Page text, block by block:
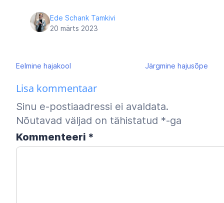
Ede Schank Tamkivi
20 märts 2023
Navigeerimine
Eelmine hajakool Järgmine hajusõpe
Lisa kommentaar
Sinu e-postiaadressi ei avaldata.
Nõutavad väljad on tähistatud *-ga
Kommenteeri *